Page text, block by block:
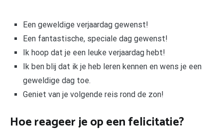
Een geweldige verjaardag gewenst!
Een fantastische, speciale dag gewenst!
Ik hoop dat je een leuke verjaardag hebt!
Ik ben blij dat ik je heb leren kennen en wens je een
geweldige dag toe.
Geniet van je volgende reis rond de zon!
Hoe reageer je op een felicitatie?